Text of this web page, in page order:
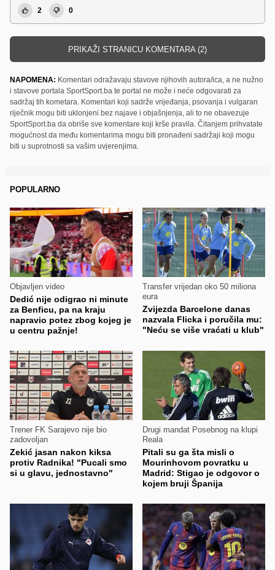
2 0
PRIKAŽI STRANICU KOMENTARA (2)
NAPOMENA: Komentari odražavaju stavove njihovih autora/ica, a ne nužno
i stavove portala SportSport.ba te portal ne može i neće odgovarati za
sadržaj tih kometara. Komentari koji sadrže vrijeđanja, psovanja i vulgaran
riječnik mogu biti uklonjeni bez najave i objašnjenja, ali to ne obavezuje
SportSport.ba da obriše sve komentare koji krše pravila. Čitanjem prihvatate
mogućnost da među komentarima mogu biti pronađeni sadržaji koji mogu
biti u suprotnosti sa vašim uvjerenjima.
POPULARNO
Objavljen video
Dedić nije odigrao ni minute
za Benficu, pa na kraju
napravio potez zbog kojeg je
u centru pažnje!
Transfer vrijedan oko 50 miliona
eura
Zvijezda Barcelone danas
nazvala Flicka i poručila mu:
"Neću se više vraćati u klub"
Trener FK Sarajevo nije bio
zadovoljan
Zekić jasan nakon kiksa
protiv Radnika! "Pucali smo
si u glavu, jednostavno"
Drugi mandat Posebnog na klupi
Reala
Pitali su ga šta misli o
Mourinhovom povratku u
Madrid: Stigao je odgovor o
kojem bruji Španija